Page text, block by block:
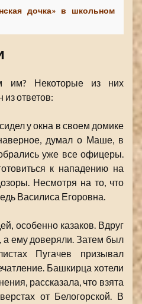
дочка» в школьном
им? Некоторые из них
ответов:
у окна в своем домике
думал о Маше, в
уже все офицеры.
к нападению на
Несмотря на то, что
Василиса Егоровна.
особенно казаков. Вдруг
а ему доверяли. Затем был
Пугачев призывал
Башкирца хотели
рассказала, что взята
от Белогорской. В